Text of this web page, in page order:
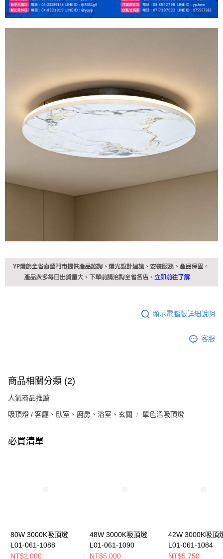
顯示電腦版詳細說明
客服
商品相關分類 (2)
人氣商品推薦
吸頂燈 / 客廳、臥室、廚房、浴室、玄關 單色溫吸頂燈
必買清單
80W 3000K吸頂燈
L01-061-1088
NT$2,000
48W 3000K吸頂燈
L01-061-1090
NT$5,000
42W 3000K吸頂
L01-061-1084
NT$5,750